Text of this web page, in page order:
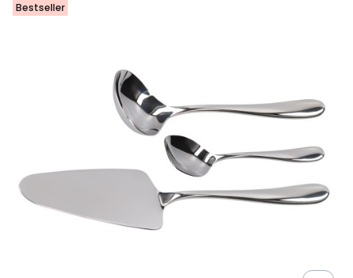
Bestseller